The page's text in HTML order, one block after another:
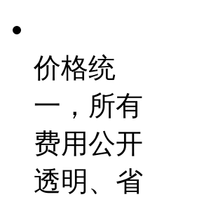
价格统
一，所有
费用公开
透明、省